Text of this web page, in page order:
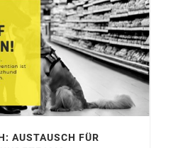
AUSTAUSCH FÜR